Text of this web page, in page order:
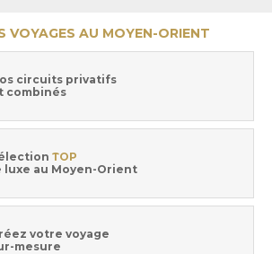
VOYAGES AU MOYEN-ORIENT
circuits privatifs
combinés
TOP
luxe au Moyen-Orient
votre voyage
mesure